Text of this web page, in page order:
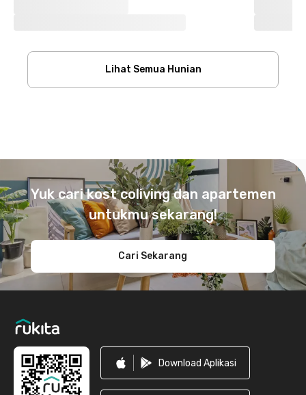
Lihat Semua Hunian
Yuk cari kost coliving dan apartemen
untukmu sekarang!
Cari Sekarang
Download Aplikasi